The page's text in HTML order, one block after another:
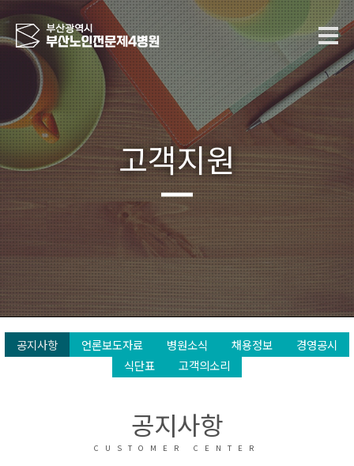
고객지원
공지사항 언론보도자료 병원소식 채용정보
경영공시
식단표
고객의소리
공지사항
CUSTOMER CENTER